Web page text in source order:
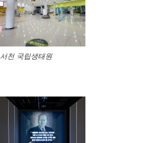
서천 국립생태원